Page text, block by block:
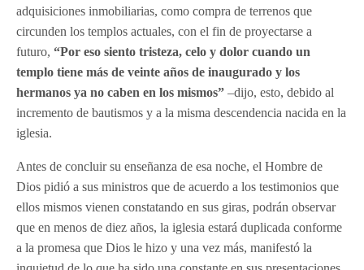
adquisiciones inmobiliarias, como compra de terrenos que
circunden los templos actuales, con el fin de proyectarse a
futuro,“Por eso siento tristeza, celo y dolor cuando un
templo tiene más de veinte años de inaugurado y los
hermanos ya no caben en los mismos” –dijo, esto, debido al
incremento de bautismos y a la misma descendencia nacida en la
iglesia.
Antes de concluir su enseñanza de esa noche, el Hombre de
Dios pidió a sus ministros que de acuerdo a los testimonios que
ellos mismos vienen constatando en sus giras, podrán observar
que en menos de diez años, la iglesia estará duplicada conforme
a la promesa que Dios le hizo y una vez más, manifestó la